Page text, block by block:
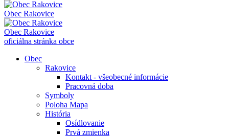
Obec Rakovice
Obec Rakovice
oficiálna stránka obce
Obec
Rakovice
Kontakt - všeobecné informácie
Pracovná doba
Symboly
Poloha Mapa
História
Osídlovanie
Prvá zmienka